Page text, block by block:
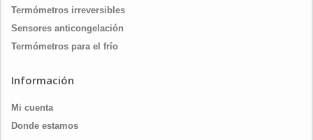
Termómetros irreversibles
Sensores anticongelación
Termómetros para el frío
Información
Mi cuenta
Donde estamos